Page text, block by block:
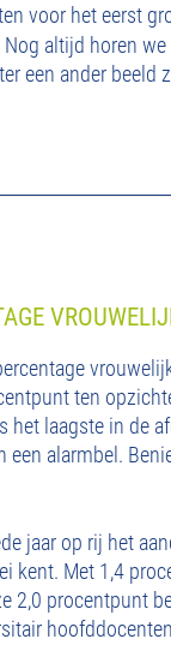
voor het eerst
Nog altijd horen
een ander
ten
het laagste in de
een alarmbel.
jaar op rij het
kent. Met 1,4
2,0 procentpunt